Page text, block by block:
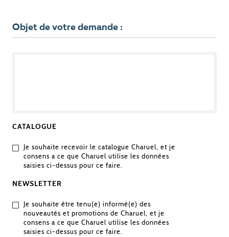
Objet de votre demande :
CATALOGUE
Je souhaite recevoir le catalogue Charuel, et je
consens a ce que Charuel utilise les données
saisies ci-dessus pour ce faire.
NEWSLETTER
Je souhaite être tenu(e) informé(e) des
nouveautés et promotions de Charuel, et je
consens a ce que Charuel utilise les données
saisies ci-dessus pour ce faire.